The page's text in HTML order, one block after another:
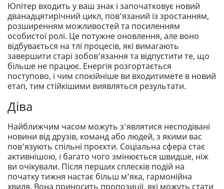
Юпітер входить у ваш знак і започатковує новий
дванадцятирічний цикл, пов’язаний із зростанням,
розширенням можливостей та посиленням
особистої ролі. Це потужне оновлення, але воно
відбувається на тлі процесів, які вимагають
завершити старі зобов’язання та відпустити те, що
більше не працює. Енергія розгортається
поступово, і чим спокійніше ви входитимете в новий
етап, тим стійкішими виявляться результати.
Діва
Найближчим часом можуть з’являтися несподівані
новини від друзів, команд або людей, з якими вас
пов’язують спільні проєкти. Соціальна сфера стає
активнішою, і багато чого змінюється швидше, ніж
ви очікували. Після перших сплесків подій на
початку тижня настає більш м’яка, гармонійна
хвиля. Вона приносить пропозиції, які можуть стати